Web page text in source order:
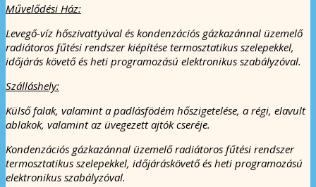
Művelődési Ház:
Levegő-víz hőszivattyúval és kondenzációs gázkazánnal üzemelő
radiátoros fűtési rendszer kiépítése termosztatikus szelepekkel,
időjárás követő és heti programozású elektronikus szabályzóval.
Szálláshely:
Külső falak, valamint a padlásfödém hőszigetelése, a régi, elavult
ablakok, valamint az üvegezett ajtók cseréje.
Kondenzációs gázkazánnal üzemelő radiátoros fűtési rendszer
termosztatikus szelepekkel, időjáráskövető és heti programozású
elektronikus szabályzóval.